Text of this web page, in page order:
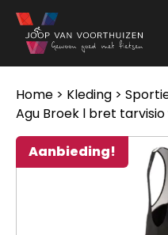
Ga naar de inhoud
Home > Kleding >
Agu Broek l bret
Aanbieding!